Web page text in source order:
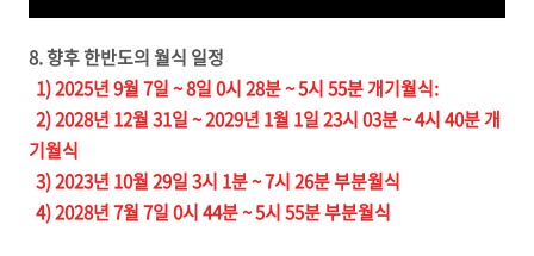
8. 향후 한반도의 월식 일정
1) 2025년 9월 7일 ~ 8일 0시 28분 ~ 5시 55분 개기월식:
2) 2028년 12월 31일 ~ 2029년 1월 1일 23시 03분 ~ 4시 40분 개
기월식
3) 2023년 10월 29일 3시 1분 ~ 7시 26분 부분월식
4) 2028년 7월 7일 0시 44분 ~ 5시 55분 부분월식